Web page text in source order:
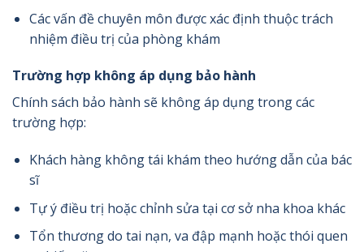
Các vấn đề chuyên môn được xác định thuộc trách
nhiệm điều trị của phòng khám
Trường hợp không áp dụng bảo hành
Chính sách bảo hành sẽ không áp dụng trong các
trường hợp:
Khách hàng không tái khám theo hướng dẫn của bác
sĩ
Tự ý điều trị hoặc chỉnh sửa tại cơ sở nha khoa khác
Tổn thương do tai nạn, va đập mạnh hoặc thói quen